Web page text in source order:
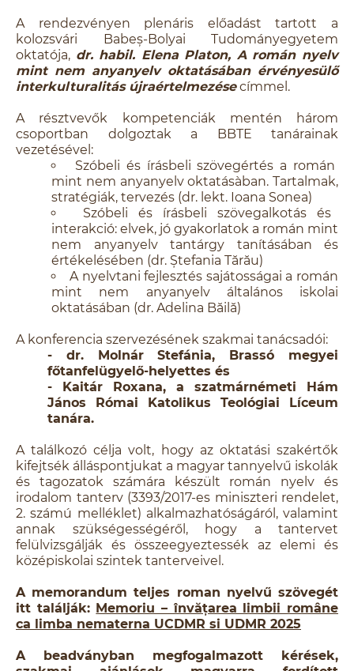
A rendezvényen plenáris előadást tartott a
kolozsvári Babeș-Bolyai Tudományegyetem
oktatója, dr. habil. Elena Platon, A román nyelv
mint nem anyanyelv oktatásában érvényesülő
interkulturalitás újraértelmezésecímmel.
A résztvevők kompetenciák mentén három
csoportban dolgoztak a BBTE tanárainak
vezetésével:
Szóbeli és írásbeli szövegértés a román
mint nem anyanyelv oktatásàban. Tartalmak,
stratégiák, tervezés (dr. lekt. Ioana Sonea)
Szóbeli és írásbeli szövegalkotás és
interakció: elvek, jó gyakorlatok a román mint
nem anyanyelv tantárgy tanításában és
értékelésében (dr. Ștefania Tărău)
A nyelvtani fejlesztés sajátosságai a román
mint nem anyanyelv általános iskolai
oktatásában (dr. Adelina Băilă)
A konferencia szervezésének szakmai tanácsadói:
- dr. Molnár Stefánia, Brassó megyei
főtanfelügyelő-helyettes és
- Kaitár Roxana, a szatmárnémeti Hám
János Római Katolikus Teológiai Líceum
tanára.
A találkozó célja volt, hogy az oktatási szakértők
kifejtsék álláspontjukat a magyar tannyelvű iskolák
és tagozatok számára készült román nyelv és
irodalom tanterv (3393/2017-es miniszteri rendelet,
2. számú melléklet) alkalmazhatóságáról, valamint
annak szükségességéről, hogy a tantervet
felülvizsgálják és összeegyeztessék az elemi és
középiskolai szintek tanterveivel.
A memorandum teljes roman nyelvű szövegét
itt találják: Memoriu – învățarea limbii române
ca limba nematerna UCDMR si UDMR 2025
A beadványban megfogalmazott kérések,